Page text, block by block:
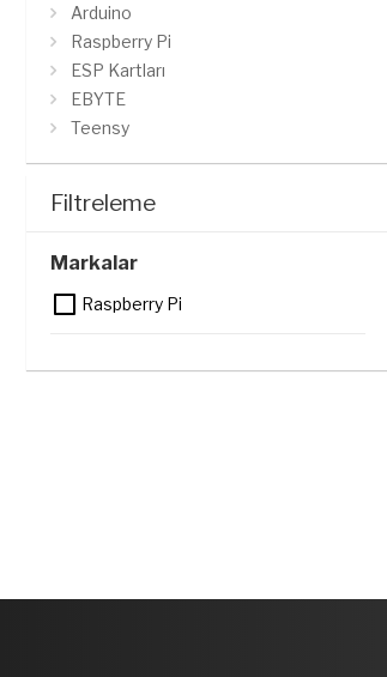
Arduino
Raspberry Pi
ESP Kartları
EBYTE
Teensy
Filtreleme
Markalar
Raspberry Pi